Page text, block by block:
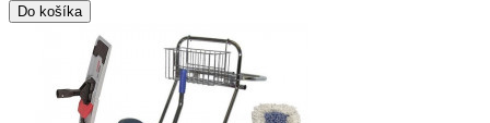
Do košíka